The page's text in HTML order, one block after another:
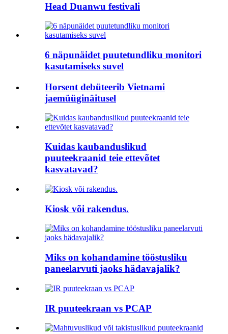
Head Duanwu festivali
6 näpunäidet puutetundliku monitori
kasutamiseks suvel
Horsent debüteerib Vietnami
jaemüüginäitusel
Kuidas kaubanduslikud
puuteekraanid teie ettevõtet
kasvatavad?
Kiosk või rakendus.
Miks on kohandamine tööstusliku
paneelarvuti jaoks hädavajalik?
IR puuteekraan vs PCAP